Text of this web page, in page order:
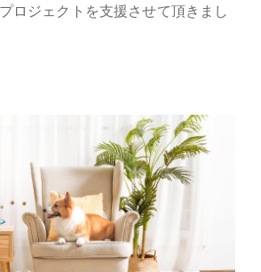
ロジェクトを支援させて頂きまし